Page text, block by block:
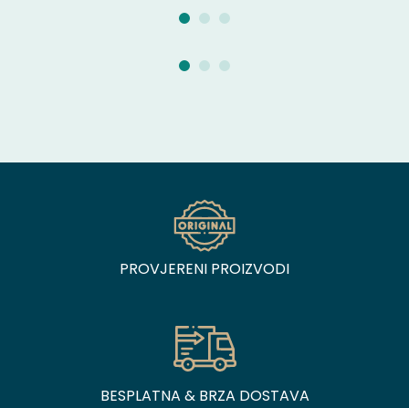
PROVJERENI PROIZVODI
BESPLATNA & BRZA DOSTAVA